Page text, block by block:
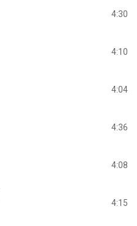
4:30
4:10
4:04
4:36
4:08
4:15